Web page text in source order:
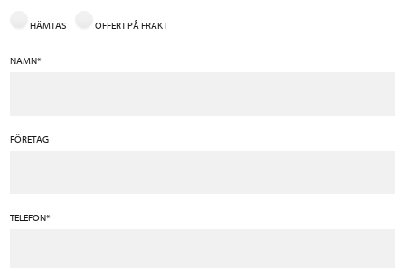
HÄMTAS OFFERT PÅ FRAKT
NAMN*
FÖRETAG
TELEFON*